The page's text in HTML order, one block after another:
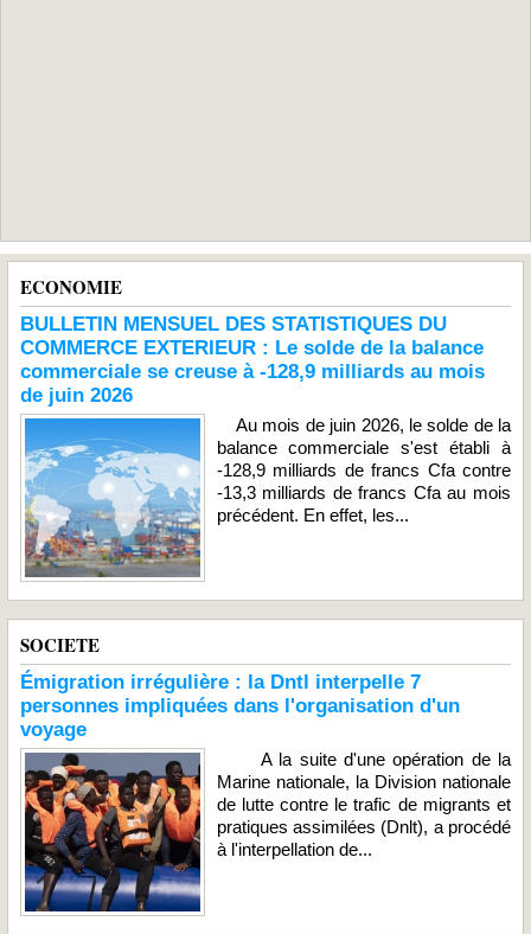
ECONOMIE
BULLETIN MENSUEL DES STATISTIQUES DU
COMMERCE EXTERIEUR : Le solde de la balance
commerciale se creuse à -128,9 milliards au mois
de juin 2026
Au mois de juin 2026, le solde de la
balance commerciale s'est établi à
-128,9 milliards de francs Cfa contre
-13,3 milliards de francs Cfa au mois
précédent. En effet, les...
SOCIETE
Émigration irrégulière : la Dntl interpelle 7
personnes impliquées dans l'organisation d'un
voyage
A la suite d'une opération de la
Marine nationale, la Division nationale
de lutte contre le trafic de migrants et
pratiques assimilées (Dnlt), a procédé
à l'interpellation de...